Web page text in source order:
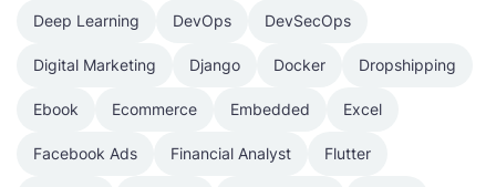
Deep Learning DevOps DevSecOps
Digital Marketing Django Docker Dropshipping
Ebook Ecommerce Embedded Excel
Facebook Ads Financial Analyst Flutter